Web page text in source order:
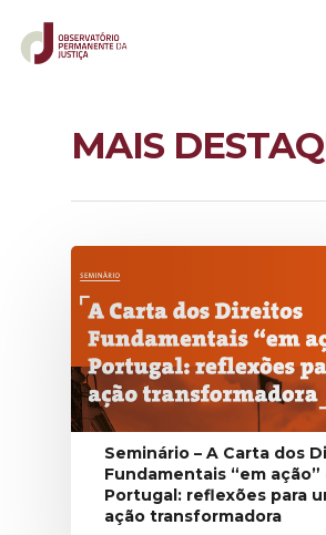
MAIS
Seminário – A Carta dos
Fundamentais “em ação”
Portugal: reflexões para
ação transformadora